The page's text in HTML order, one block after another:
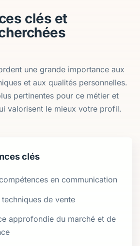
clés et
une grande importance aux
et aux qualités personnelles.
pertinentes pour ce métier et
valorisent le mieux votre profil.
clés
en communication
de vente
approfondie du marché et de